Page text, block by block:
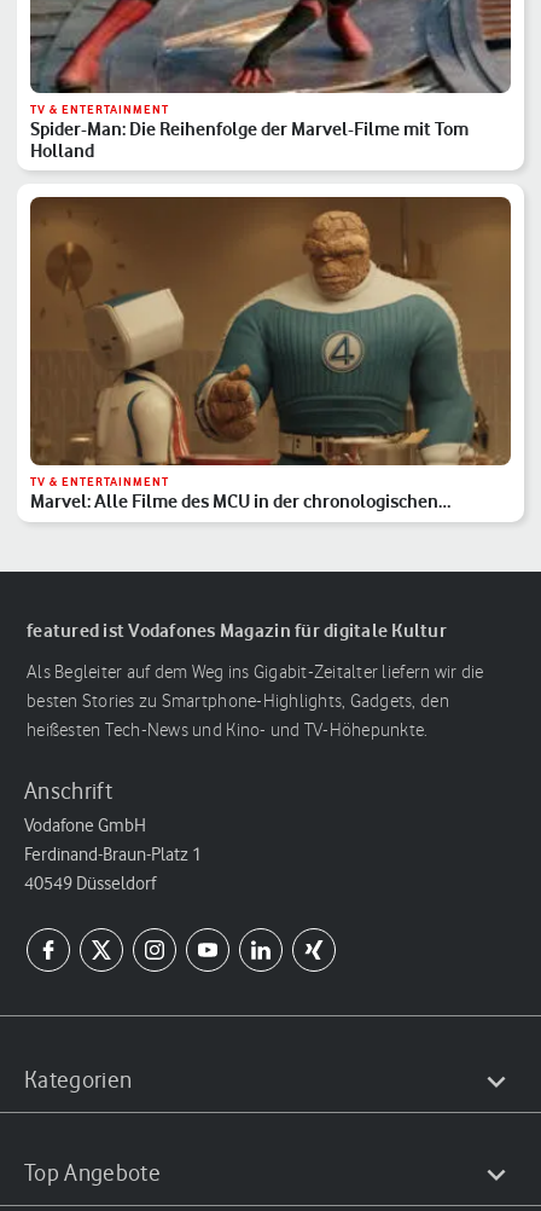
TV & ENTERTAINMENT
Spider-Man: Die Reihenfolge der Marvel-Filme mit Tom
Holland
TV & ENTERTAINMENT
Marvel: Alle Filme des MCU in der chronologischen
Reihenfolge
featured ist Vodafones Magazin für digitale Kultur
Als Begleiter auf dem Weg ins Gigabit-Zeitalter liefern wir die
besten Stories zu Smartphone-Highlights, Gadgets, den
heißesten Tech-News und Kino- und TV-Höhepunkte.
Anschrift
Vodafone GmbH
Ferdinand-Braun-Platz 1
40549 Düsseldorf
Kategorien
Top Angebote